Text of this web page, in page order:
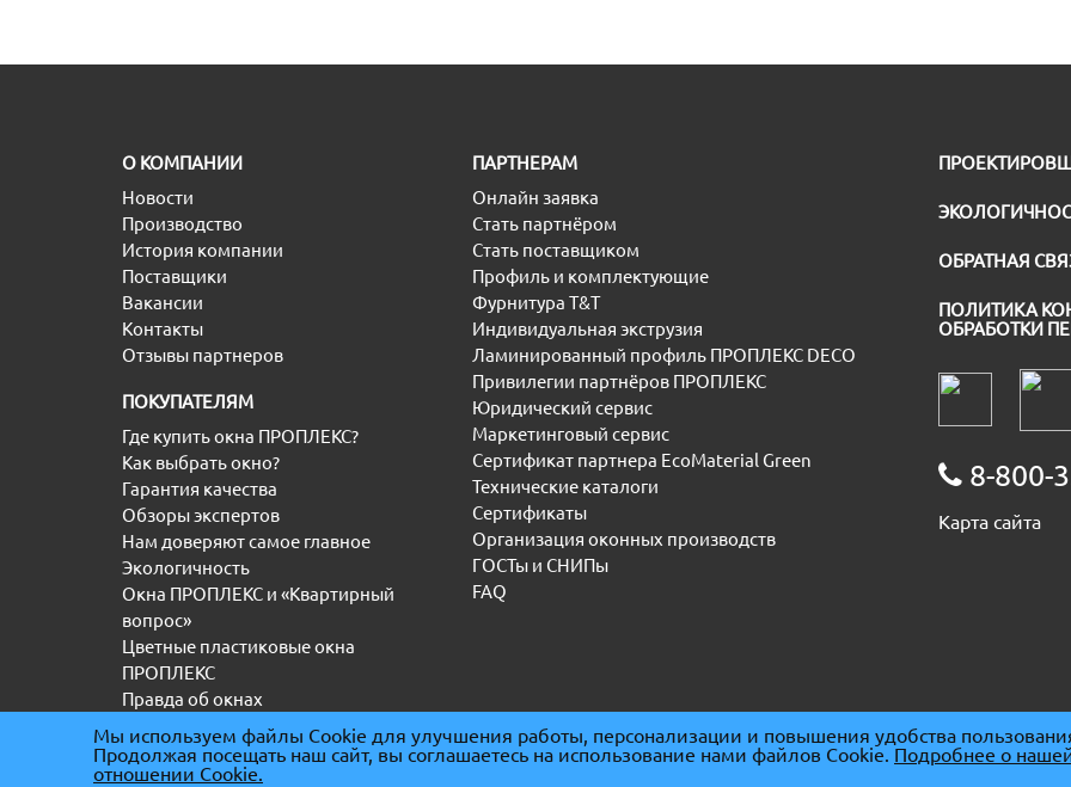
O КОМПАНИИ
Новости
Производство
История компании
Поставщики
Вакансии
Контакты
Отзывы партнеров
ПОКУПАТЕЛЯМ
Где купить окна ПРОПЛЕКС?
Как выбрать окно?
Гарантия качества
Обзоры экспертов
Нам доверяют самое главное
Экологичность
Окна ПРОПЛЕКС и «Квартирный
вопрос»
Цветные пластиковые окна
ПРОПЛЕКС
Правда об окнах
ПАРТНЕРАМ
Онлайн заявка
Стать партнёром
Стать поставщиком
Профиль и комплектующие
Фурнитура T&T
Индивидуальная экструзия
Ламинированный профиль ПРОПЛЕКС DECO
Привилегии партнёров ПРОПЛЕКС
Юридический сервис
Маркетинговый сервис
Сертификат партнера EcoMaterial Green
Технические каталоги
Сертификаты
Организация оконных производств
ГОСТы и СНИПы
FAQ
ОБРАТНАЯ
ПОЛИТИКА
ОБРАБОТКИ
8-800-
Карта сайта
(С) “ООО” ТД ПРОПЛЕКС 2000-2026|ИНН 5036091667|ОГРН 1085074007930| ОКПО 86678094
Мы используем файлы Cookie для улучшения работы, персонализации и повышения удобства
Продолжая посещать наш сайт, вы соглашаетесь на использование нами файлов Cookie. Подробнее о
отношении Cookie.